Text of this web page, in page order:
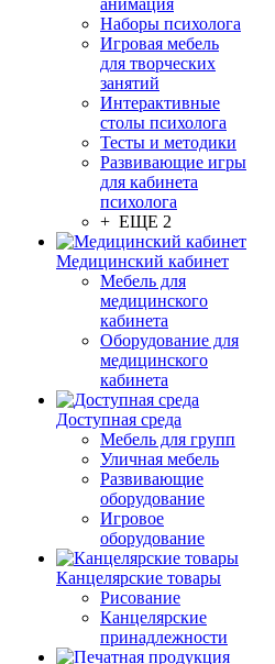
анимация
Наборы психолога
Игровая мебель
для творческих
занятий
Интерактивные
столы психолога
Тесты и методики
Развивающие игры
для кабинета
психолога
+ ЕЩЕ 2
Медицинский кабинет
Мебель для
медицинского
кабинета
Оборудование для
медицинского
кабинета
Доступная среда
Мебель для групп
Уличная мебель
Развивающие
оборудование
Игровое
оборудование
Канцелярские товары
Рисование
Канцелярские
принадлежности